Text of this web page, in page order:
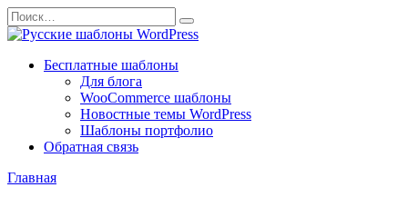
Перейти
к
содержанию
Search
for:
Бесплатные шаблоны
Для блога
WooCommerce шаблоны
Новостные темы WordPress
Шаблоны портфолио
Обратная связь
Главная